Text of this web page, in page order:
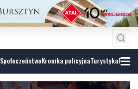
SpołeczeństwoKronika policyjnaTurystyka